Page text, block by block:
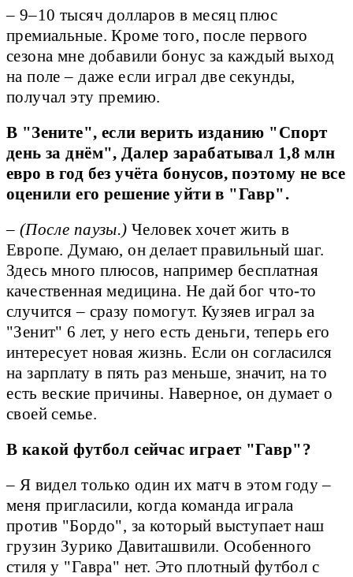
– 9–10 тысяч долларов в месяц плюс
премиальные. Кроме того, после первого
сезона мне добавили бонус за каждый выход
на поле – даже если играл две секунды,
получал эту премию.
В "Зените", если верить изданию "Спорт
день за днём", Далер зарабатывал 1,8 млн
евро в год без учёта бонусов, поэтому не все
оценили его решение уйти в "Гавр".
– (После паузы.) Человек хочет жить в
Европе. Думаю, он делает правильный шаг.
Здесь много плюсов, например бесплатная
качественная медицина. Не дай бог что-то
случится – сразу помогут. Кузяев играл за
"Зенит" 6 лет, у него есть деньги, теперь его
интересует новая жизнь. Если он согласился
на зарплату в пять раз меньше, значит, на то
есть веские причины. Наверное, он думает о
своей семье.
В какой футбол сейчас играет "Гавр"?
– Я видел только один их матч в этом году –
меня пригласили, когда команда играла
против "Бордо", за который выступает наш
грузин Зурико Давиташвили. Особенного
стиля у "Гавра" нет. Это плотный футбол с